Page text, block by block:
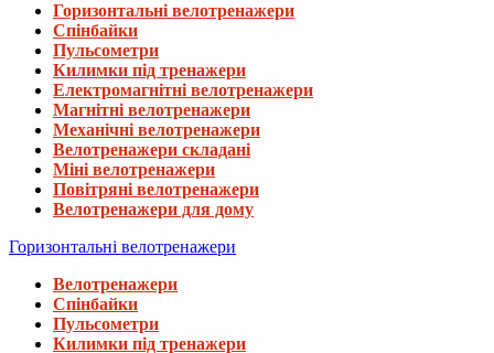
Горизонтальні велотренажери
Спінбайки
Пульсометри
Килимки під тренажери
Електромагнітні велотренажери
Магнітні велотренажери
Механічні велотренажери
Велотренажери складані
Міні велотренажери
Повітряні велотренажери
Велотренажери для дому
Горизонтальні велотренажери
Велотренажери
Спінбайки
Пульсометри
Килимки під тренажери